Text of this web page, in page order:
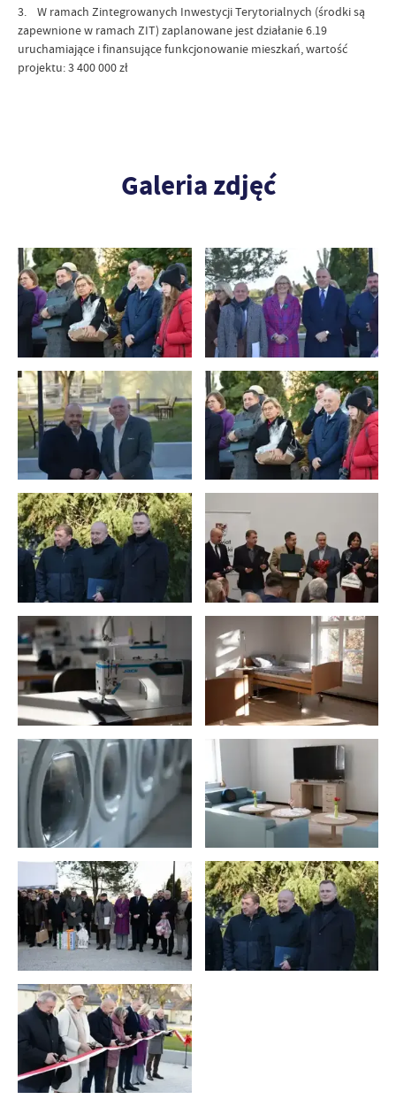
3. W ramach Zintegrowanych Inwestycji Terytorialnych (środki są
zapewnione w ramach ZIT) zaplanowane jest działanie 6.19
uruchamiające i finansujące funkcjonowanie mieszkań, wartość
projektu: 3 400 000 zł
Galeria zdjęć